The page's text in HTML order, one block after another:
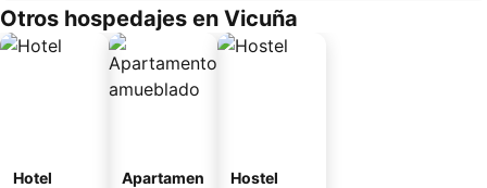
Otros hospedajes en Vicuña
Hotel
Apartamen
Hostel